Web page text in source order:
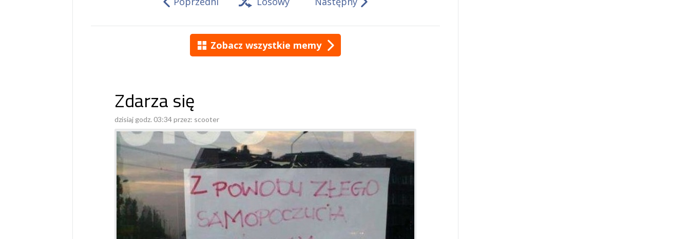
Zobacz wszystkie memy
Zdarza się
dzisiaj godz. 03:34 przez: scooter